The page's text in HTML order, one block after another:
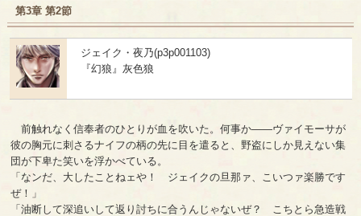
第3章 第2節
ジェイク・夜乃(p3p001103)
『幻狼』灰色狼
前触れなく信奉者のひとりが血を吹いた。何事か――ヴァイモーサが
彼の胸元に刺さるナイフの柄の先に目を遣ると、野盗にしか見えない集
団が下卑た笑いを浮かべている。
「なンだ、大したことねェや！ ジェイクの旦那ァ、こいつァ楽勝です
ぜ！」
「油断して深追いして返り討ちに合うんじゃないぜ？ こちとら急造戦